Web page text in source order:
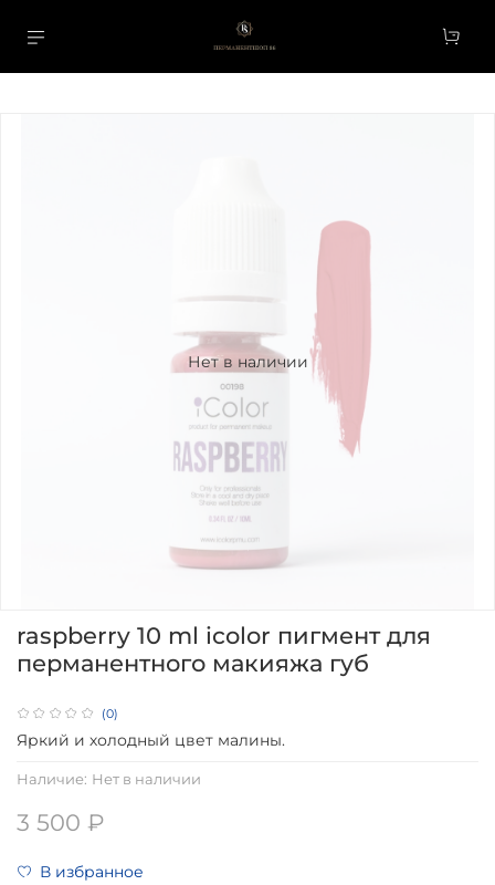
Нет в наличии
(0)
Наличие: Нет в наличии
raspberry 10 ml icolor пигмент для
перманентного макияжа губ
3 500 ₽
В избранное
Яркий и холодный цвет малины.